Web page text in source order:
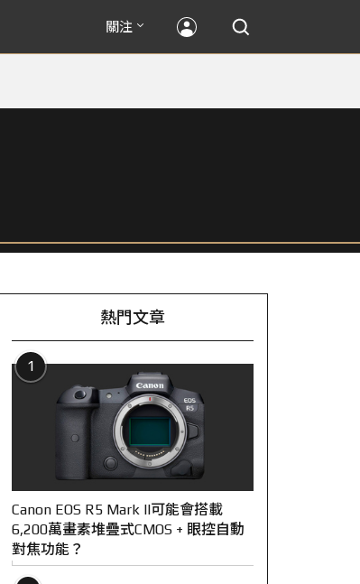
關注
熱門文章
1
Canon EOS R5 Mark II可能會搭載
6,200萬畫素堆疊式CMOS + 眼控自動
對焦功能？